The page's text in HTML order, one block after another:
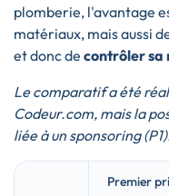
plomberie, l'avantage
matériaux, mais aussi
et donc de contrôler
Le comparatif a été
Codeur.com, mais la
liée à un sponsoring
Premier